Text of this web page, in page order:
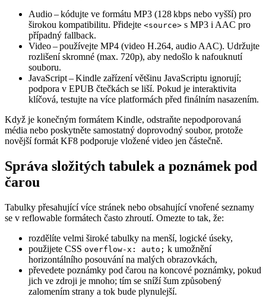
Audio– kódujte ve formátu MP3 (128 kbps nebo vyšší) pro
širokou kompatibilitu. Přidejte <source> s MP3 i AAC pro
případný fallback.
Video– používejte MP4 (video H.264, audio AAC). Udržujte
rozlišení skromné (max. 720p), aby nedošlo k nafouknutí
souboru.
JavaScript– Kindle zařízení většinu JavaScriptu ignorují;
podpora v EPUB čtečkách se liší. Pokud je interaktivita
klíčová, testujte na více platformách před finálním nasazením.
Když je konečným formátem Kindle, odstraňte nepodporovaná
média nebo poskytněte samostatný doprovodný soubor, protože
novější formát KF8 podporuje vložené video jen částečně.
Správa složitých tabulek a poznámek pod
čarou
Tabulky přesahující více stránek nebo obsahující vnořené seznamy
se v reflowable formátech často zhroutí. Omezte to tak, že:
rozdělíte velmi široké tabulky na menší, logické úseky,
použijete CSS overflow-x: auto; k umožnění
horizontálního posouvání na malých obrazovkách,
převedete poznámky pod čarou na koncové poznámky, pokud
jich ve zdroji je mnoho; tím se sníží šum způsobený
zalomením strany a tok bude plynulejší.